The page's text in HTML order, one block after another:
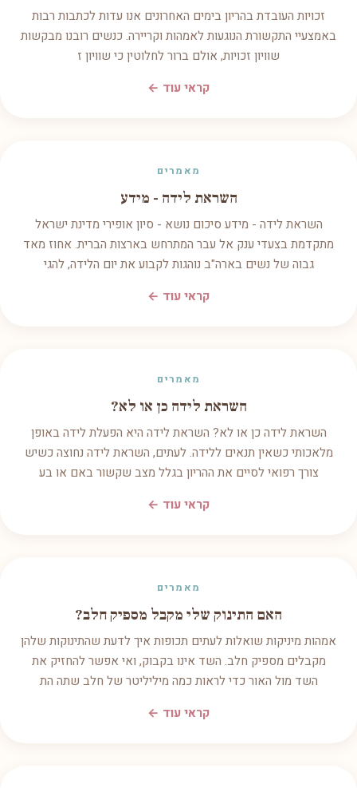
זכויות העובדת בהריון בימים האחרונים אנו עדות לכתבות רבות
באמצעיי התקשורת הנוגעות לאמהות וקריירה. כנשים רובנו מבקשות
שוויון זכויות, אולם ברור לחלוטין כי שוויון ז
קראי עוד ←
מאמרים
השראת לידה - מידע
השראת לידה - מידע סיכום נושא - סיון אופירי מדינת ישראל
מתקדמת בצעדי ענק אל עבר המתרחש בארצות הברית. אחוז מאד
גבוה של נשים בארה"ב נוהגות לקבוע את יום הלידה, להגי
קראי עוד ←
מאמרים
השראת לידה כן או לא?
השראת לידה כן או לא? השראת לידה היא הפעלת לידה באופן
מלאכותי כשאין תנאים ללידה. לעתים, השראת לידה נחוצה כשיש
צורך רפואי לסיים את ההריון בגלל מצב שקשור באם או בע
קראי עוד ←
מאמרים
האם התינוק שלי מקבל מספיק חלב?
אמהות מיניקות שואלות לעתים תכופות איך לדעת שהתינוקות שלהן
מקבלים מספיק חלב. השד אינו בקבוק, ואי אפשר להחזיק את
השד מול האור כדי לראות כמה מיליליטר של חלב שתה הת
קראי עוד ←